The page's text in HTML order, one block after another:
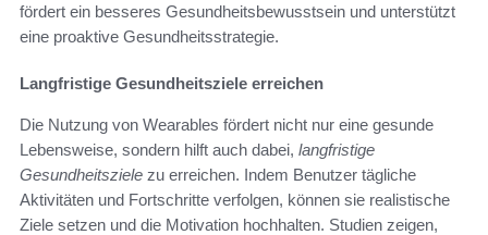
fördert ein besseres Gesundheitsbewusstsein und unterstützt
eine proaktive Gesundheitsstrategie.
Langfristige Gesundheitsziele erreichen
Die Nutzung von Wearables fördert nicht nur eine gesunde
Lebensweise, sondern hilft auch dabei, langfristige
Gesundheitsziele zu erreichen. Indem Benutzer tägliche
Aktivitäten und Fortschritte verfolgen, können sie realistische
Ziele setzen und die Motivation hochhalten. Studien zeigen,